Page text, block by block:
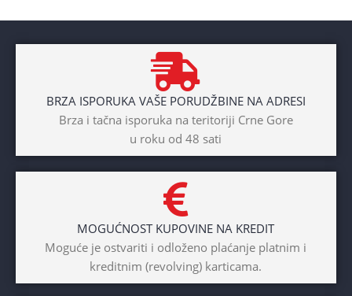
Unisex
BICIKLI-TIP RAMA
Prednji amotrizer
BRZA ISPORUKA VAŠE PORUDŽBINE NA ADRESI
Brza i tačna isporuka na teritoriji Crne Gore
u roku od 48 sati
MOGUĆNOST KUPOVINE NA KREDIT
Moguće je ostvariti i odloženo plaćanje platnim i
kreditnim (revolving) karticama.